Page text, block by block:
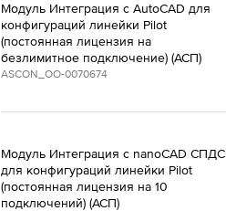
Модуль Интеграция с AutoCAD для
конфигураций линейки Pilot
(постоянная лицензия на
безлимитное подключение) (АСП)
ASCON_ОО-0070674
Модуль Интеграция с nanoCAD СПДС
для конфигураций линейки Pilot
(постоянная лицензия на 10
подключений) (АСП)